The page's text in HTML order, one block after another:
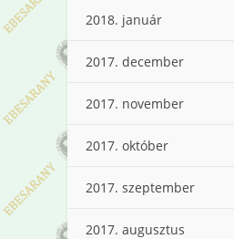
2018. január
2017. december
2017. november
2017. október
2017. szeptember
2017. augusztus